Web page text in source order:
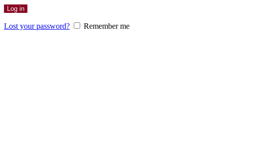
Log in
Lost your password? Remember me